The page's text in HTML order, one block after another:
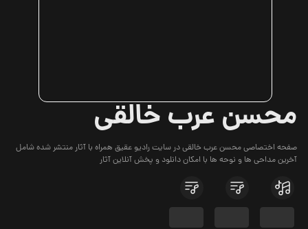
محسن عرب خالقی
صفحه اختصاصی محسن عرب خالقی در سایت رادیو عقیق همراه با آثار منتشر شده شامل
آخرین مداحی ها و نوحه ها با امکان دانلود و پخش آنلاین آثار